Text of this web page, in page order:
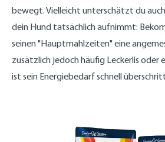
bewegt. Vielleicht unterschätzt du
dein Hund tatsächlich aufnimmt:
seinen "Hauptmahlzeiten" eine
zusätzlich jedoch häufig Leckerlis oder
ist sein Energiebedarf schnell